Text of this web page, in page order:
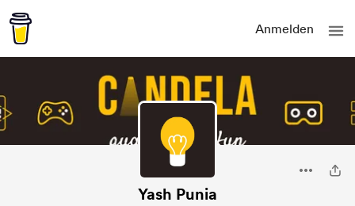
Anmelden
Yash Punia